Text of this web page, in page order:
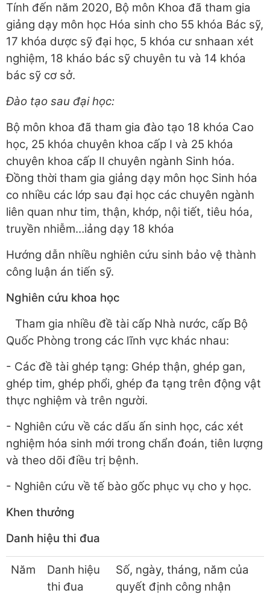
Tính đến năm 2020, Bộ môn Khoa đã tham gia
giảng dạy môn học Hóa sinh cho 55 khóa Bác sỹ,
17 khóa dược sỹ đại học, 5 khóa cư snhaan xét
nghiệm, 18 kháo bác sỹ chuyên tu và 14 khóa
bác sỹ cơ sở.
Đào tạo sau đại học:
Bộ môn khoa đã tham gia đào tạo 18 khóa Cao
học, 25 khóa chuyên khoa cấp I và 25 khóa
chuyên khoa cấp II chuyên ngành Sinh hóa.
Đồng thời tham gia giảng dạy môn học Sinh hóa
co nhiều các lớp sau đại học các chuyên ngành
liên quan như tim, thận, khớp, nội tiết, tiêu hóa,
truyền nhiễm…iảng dạy 18 khóa
Hướng dẫn nhiều nghiên cứu sinh bảo vệ thành
công luận án tiến sỹ.
Nghiên cứu khoa học
Tham gia nhiều đề tài cấp Nhà nước, cấp Bộ
Quốc Phòng trong các lĩnh vực khác nhau:
- Các đề tài ghép tạng: Ghép thận, ghép gan,
ghép tim, ghép phổi, ghép đa tạng trên động vật
thực nghiệm và trên người.
- Nghiên cứu về các dấu ấn sinh học, các xét
nghiệm hóa sinh mới trong chẩn đoán, tiên lượng
và theo dõi điều trị bệnh.
- Nghiên cứu về tế bào gốc phục vụ cho y học.
Khen thưởng
Danh hiệu thi đua
Năm
Danh hiệu
thi đua
Số, ngày, tháng, năm của
quyết định công nhận